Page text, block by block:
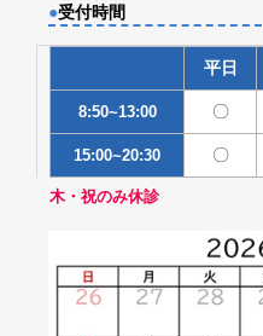
●受付時間
平日
8:50~13:00 〇
15:00~20:30 〇
木・祝のみ休診